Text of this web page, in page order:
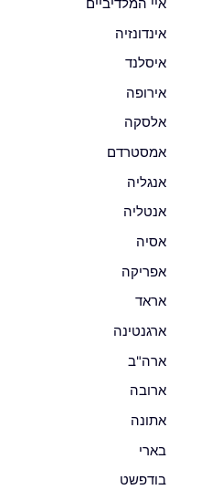
איי המלדיביים
אינדונזיה
איסלנד
אירופה
אלסקה
אמסטרדם
אנגליה
אנטליה
אסיה
אפריקה
אראד
ארגנטינה
ארה"ב
ארובה
אתונה
בארי
בודפשט